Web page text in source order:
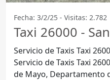
Fecha: 3/2/25 - Visitas: 2.782
Taxi 26000 -
Servicio de Taxis Taxi
Servicio de Taxis Taxi
de Mayo, Departamento